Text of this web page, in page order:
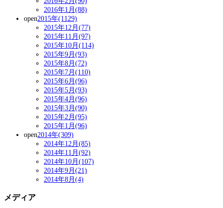
2016年1月(88)
open2015年(1129)
2015年12月(77)
2015年11月(97)
2015年10月(114)
2015年9月(93)
2015年8月(72)
2015年7月(110)
2015年6月(96)
2015年5月(93)
2015年4月(96)
2015年3月(90)
2015年2月(95)
2015年1月(96)
open2014年(309)
2014年12月(85)
2014年11月(92)
2014年10月(107)
2014年9月(21)
2014年8月(4)
メディア